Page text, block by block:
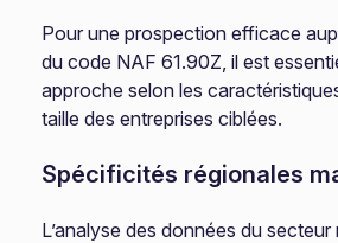
Pour une prospection efficace
du code NAF 61.90Z, il est
approche selon les
taille des entreprises ciblées.
Spécificités régionales
L’analyse des données du secteur